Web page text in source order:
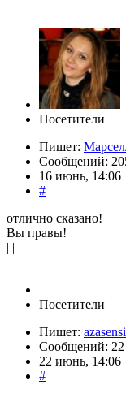
Посетители
Пишет:
Сообщений:
16 июнь, 14:06
#
отлично сказано!
Вы правы!
| |
Посетители
Пишет:
Сообщений: 22
22 июнь, 14:06
#